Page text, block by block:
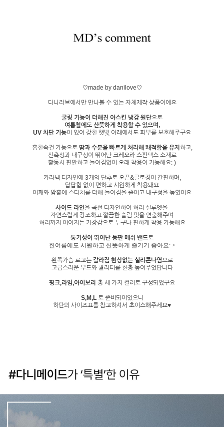
♡made by danilove♡
다니러브에서만 만나볼 수 있는 자체제작 상품이에요
쿨링 기능이 더해진 아스킨 냉감 원단으로
여름철에도 산뜻하게 착용할 수 있으며,
UV 차단 기능이 있어 강한 햇빛 아래에서도 피부를 보호해주구요
흡한속건 기능으로 땀과 수분을 빠르게 처리해 쾌적함을 유지 하고,
신축성과 내구성이 뛰어난크레오라 스판덱스 소재로
활동시 편안하고 늘어짐없이 오래 착용이 가능해요: )
카라넥 디자인에 3개의 단추로 오픈&클로징이 간편하며,
답답함 없이 편하고 시원하게 착용돼요
어깨와 암홀에 스티치를 더해 늘어짐을 줄이고 내구성을 높였어요
사이드 라인을 곡선 디자인하여 허리 실루엣을
자연스럽게 강조하고 깔끔한 슬림 핏을 연출해주며
허리까지 이어지는 기장감으로 누구나 편하게 착용 가능해요
통기성이 뛰어난 등판 메쉬 밴드로
한여름에도 시원하고 산뜻하게 즐기기 좋아요: >
왼쪽가슴 로고는 갈라짐 현상없는 실리콘나염으로
고급스러운 무드와 퀄리티를 한층 높여주었답니다
핑크,라임,아이보리 총 세 가지 컬러로 구성되었구요
S,M,L로 준비되어있으니
하단의 사이즈표를 참고하셔서 초이스해주세요♥